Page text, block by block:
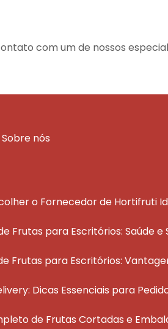
com um de nossos
Sobre nós
o Fornecedor de Hortifruti
Frutas para Escritórios: Saúde
Frutas para Escritórios:
Dicas Essenciais para
de Frutas Cortadas e